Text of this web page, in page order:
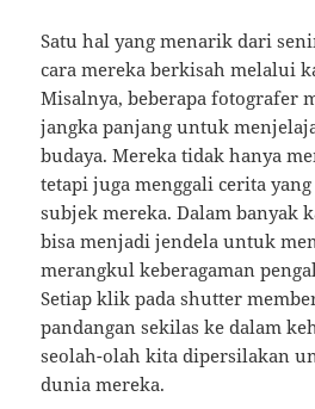
Satu hal yang menarik dari
cara mereka berkisah melalui
Misalnya, beberapa fotografer
jangka panjang untuk
budaya. Mereka tidak hanya
tetapi juga menggali cerita
subjek mereka. Dalam banyak
bisa menjadi jendela untuk
merangkul keberagaman
Setiap klik pada shutter
pandangan sekilas ke dalam
seolah-olah kita dipersilakan
dunia mereka.